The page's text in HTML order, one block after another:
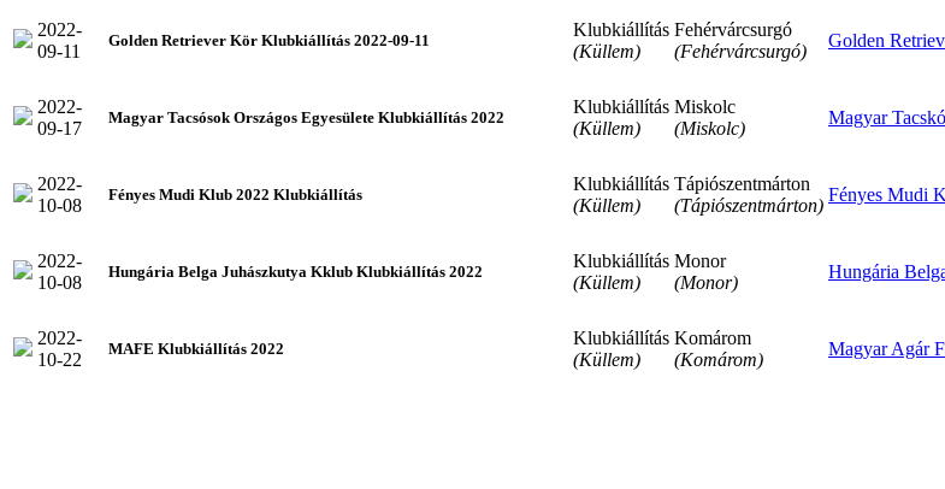
2022-
09-11
Golden Retriever Kör Klubkiállítás 2022-09-11
Klubkiállítás
(Küllem)
Fehérvárcsurgó
(Fehérvárcsurgó)
Golden
2022-
09-17
Magyar Tacsósok Országos Egyesülete Klubkiállítás 2022
Klubkiállítás
(Küllem)
Miskolc
(Miskolc)
Magyar
2022-
10-08
Fényes Mudi Klub 2022 Klubkiállítás
Klubkiállítás
(Küllem)
Tápiószentmárton
(Tápiószentmárton)
Fényes Mudi
2022-
10-08
Hungária Belga Juhászkutya Kklub Klubkiállítás 2022
Klubkiállítás
(Küllem)
Monor
(Monor)
Hungária
2022-
10-22
MAFE Klubkiállítás 2022
Klubkiállítás
(Küllem)
Komárom
(Komárom)
Magyar Agár